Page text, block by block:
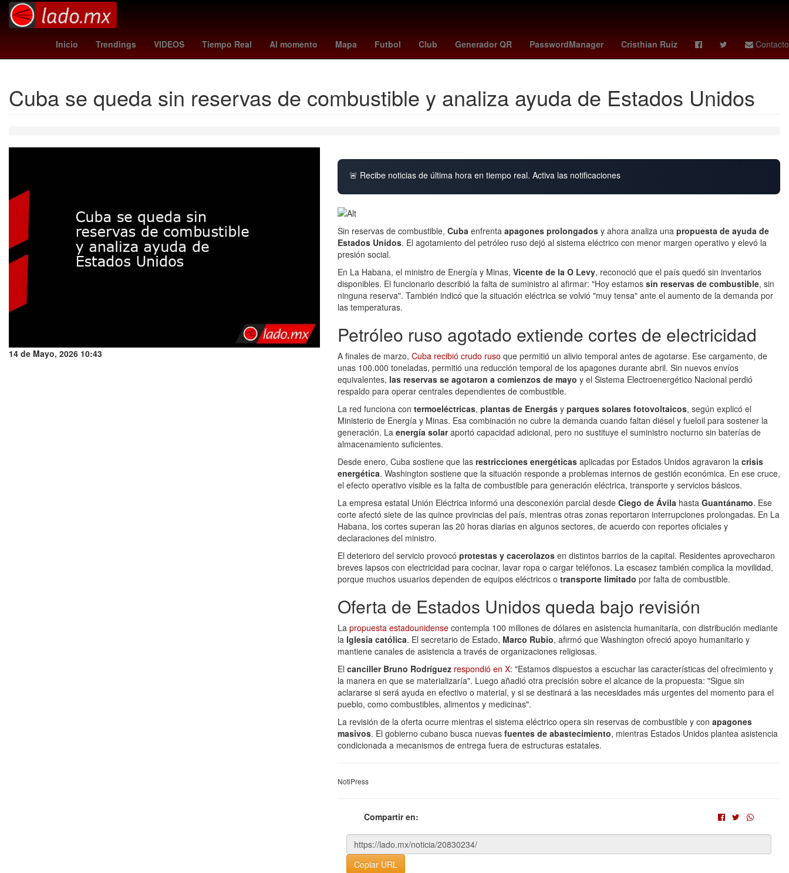
Inicio Trendings VIDEOS Tiempo Real Al momento Mapa Futbol Club Generador QR PasswordManager Cristhian Ruiz Contacto
Star Wars Puebla de Zaragoza atleta Tierra cam skattebo Dólar estadounidense Gobierno summerslam wwe Sunderland AFC - Coventry City jorge romero herrera
Cuba se queda sin reservas de combustible y analiza ayuda de Estados Unidos
14 de Mayo, 2026 10:43
🚨 Recibe noticias de última hora en tiempo real. Activa las notificaciones
Sin reservas de combustible, Cuba enfrenta apagones prolongados y ahora analiza una propuesta de ayuda de
Estados Unidos. El agotamiento del petróleo ruso dejó al sistema eléctrico con menor margen operativo y elevó la
presión social.
En La Habana, el ministro de Energía y Minas, Vicente de la O Levy, reconoció que el país quedó sin inventarios
disponibles. El funcionario describió la falta de suministro al afirmar: "Hoy estamos sin reservas de combustible, sin
ninguna reserva". También indicó que la situación eléctrica se volvió "muy tensa" ante el aumento de la demanda por
las temperaturas.
Petróleo ruso agotado extiende cortes de electricidad
A finales de marzo, Cuba recibió crudo ruso que permitió un alivio temporal antes de agotarse. Ese cargamento, de
unas 100.000 toneladas, permitió una reducción temporal de los apagones durante abril. Sin nuevos envíos
equivalentes, las reservas se agotaron a comienzos de mayo y el Sistema Electroenergético Nacional perdió
respaldo para operar centrales dependientes de combustible.
La red funciona con termoeléctricas, plantas de Energás y parques solares fotovoltaicos, según explicó el
Ministerio de Energía y Minas. Esa combinación no cubre la demanda cuando faltan diésel y fueloil para sostener la
generación. La energía solaraportó capacidad adicional, pero no sustituye el suministro nocturno sin baterías de
almacenamiento suficientes.
Desde enero, Cuba sostiene que las restricciones energéticas aplicadas por Estados Unidos agravaron la crisis
energética. Washington sostiene que la situación responde a problemas internos de gestión económica. En ese cruce,
el efecto operativo visible es la falta de combustible para generación eléctrica, transporte y servicios básicos.
La empresa estatal Unión Eléctrica informó una desconexión parcial desde Ciego de Ávila hasta Guantánamo. Ese
corte afectó siete de las quince provincias del país, mientras otras zonas reportaron interrupciones prolongadas. En La
Habana, los cortes superan las 20 horas diarias en algunos sectores, de acuerdo con reportes oficiales y
declaraciones del ministro.
El deterioro del servicio provocó protestas y cacerolazos en distintos barrios de la capital. Residentes aprovecharon
breves lapsos con electricidad para cocinar, lavar ropa o cargar teléfonos. La escasez también complica la movilidad,
porque muchos usuarios dependen de equipos eléctricos o transporte limitado por falta de combustible.
Oferta de Estados Unidos queda bajo revisión
La propuesta estadounidense contempla 100 millones de dólares en asistencia humanitaria, con distribución mediante
la Iglesia católica. El secretario de Estado, Marco Rubio, afirmó que Washington ofreció apoyo humanitario y
mantiene canales de asistencia a través de organizaciones religiosas.
El canciller Bruno Rodríguez respondió en X: "Estamos dispuestos a escuchar las características del ofrecimiento y
la manera en que se materializaría". Luego añadió otra precisión sobre el alcance de la propuesta: "Sigue sin
aclararse si será ayuda en efectivo o material, y si se destinará a las necesidades más urgentes del momento para el
pueblo, como combustibles, alimentos y medicinas".
La revisión de la oferta ocurre mientras el sistema eléctrico opera sin reservas de combustible y con apagones
masivos. El gobierno cubano busca nuevas fuentes de abastecimiento, mientras Estados Unidos plantea asistencia
condicionada a mecanismos de entrega fuera de estructuras estatales.
NotiPress
Compartir en:
Copiar URL